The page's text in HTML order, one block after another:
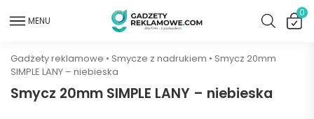
MENU
0
Gadżety reklamowe • Smycze z nadrukiem • Smycz 20mm
SIMPLE LANY – niebieska
Smycz 20mm SIMPLE LANY – niebieska